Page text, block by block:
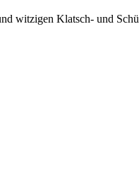
witzigen Klatsch- und